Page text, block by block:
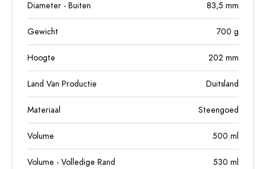
Diameter - Buiten 83,5 mm
Gewicht 700 g
Hoogte 202 mm
Land Van Productie Duitsland
Materiaal Steengoed
Volume 500 ml
Volume - Volledige Rand 530 ml